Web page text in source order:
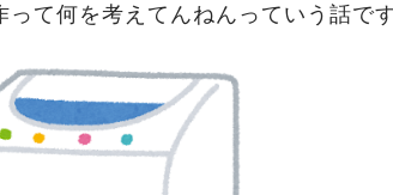
って何を考えてんねんっていう話です